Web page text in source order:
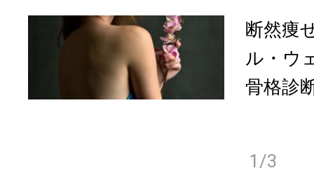
断然痩
ル・ウ
骨格診
1/3